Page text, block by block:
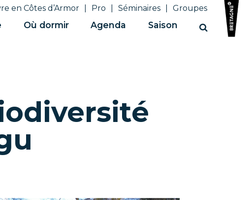
en Côtes d’Armor Pro Séminaires Groupes
Où dormir Agenda Saison